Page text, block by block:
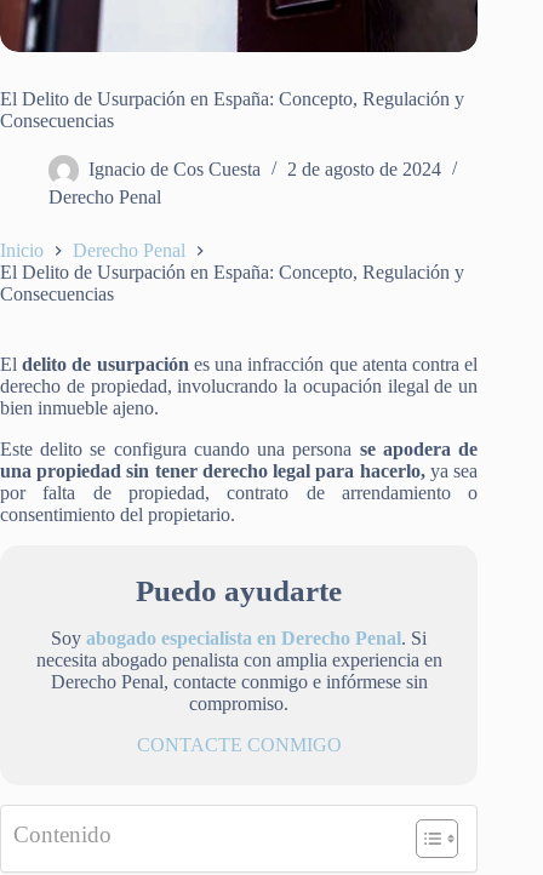
El Delito de Usurpación en España: Concepto, Regulación y
Consecuencias
Ignacio de Cos Cuesta
2 de agosto de 2024
Derecho Penal
Inicio
Derecho Penal
El Delito de Usurpación en España: Concepto, Regulación y
Consecuencias
Eldelito de usurpación es una infracción que atenta contra el
derecho de propiedad, involucrando la ocupación ilegal de un
bien inmueble ajeno.
Este delito se configura cuando una persona se apodera de
una propiedad sin tener derecho legal para hacerlo,ya sea
por falta de propiedad, contrato de arrendamiento o
consentimiento del propietario​.
Puedo ayudarte
Soyabogado especialista en Derecho Penal. Si
necesita abogado penalista con amplia experiencia en
Derecho Penal, contacte conmigo e infórmese sin
compromiso.
CONTACTE CONMIGO
Contenido